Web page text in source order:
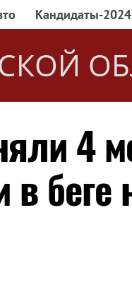
Кандидаты-2024
4
беге